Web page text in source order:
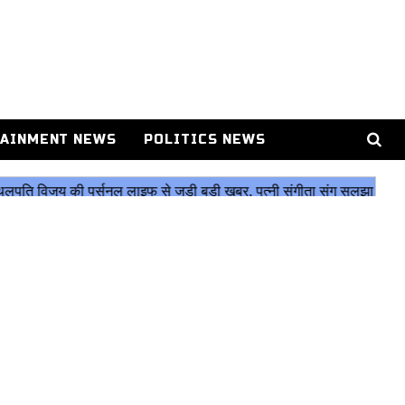
NEWS POLITICS NEWS